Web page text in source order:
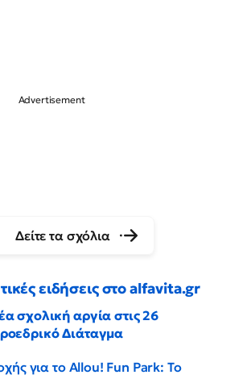
Δείτε τα σχόλια
ειδήσεις στο alfavita.gr
σχολική αργία στις 26
Διάταγμα
για το Allou! Fun Park: Το